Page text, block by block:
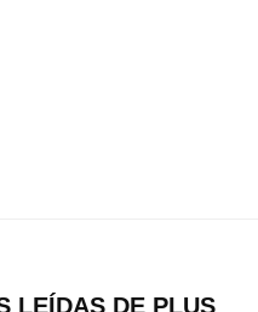
LEÍDAS DE PLUS